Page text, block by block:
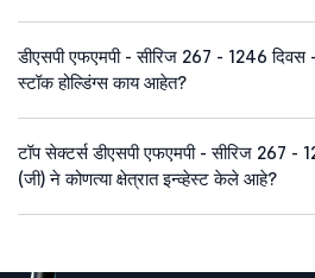
डीएसपी एफएमपी - सीरिज 267 - 1246
स्टॉक होल्डिंग्स काय आहेत?
टॉप सेक्टर्स डीएसपी एफएमपी - सीरिज 267
(जी) ने कोणत्या क्षेत्रात इन्व्हेस्ट केले आहे?